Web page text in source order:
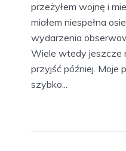
przeżyłem wojnę i
miałem niespełna
wydarzenia
Wiele wtedy jeszcze
przyjść później. Moje
szybko...